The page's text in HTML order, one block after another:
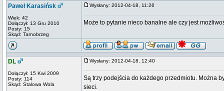
Paweł Karasińsk
Wiek: 42
Dołączył: 13 Gru 2010
Posty: 15
Skąd: Tarnobrzeg
Wysłany: 2012-04-18, 11:26
Może to pytanie nieco banalne ale czy jest
DL
Dołączył: 15 Kwi 2009
Posty: 114
Skąd: Stalowa Wola
Wysłany: 2012-04-18, 12:40
Są trzy podejścia do każdego przedmiotu. Można
sieci.